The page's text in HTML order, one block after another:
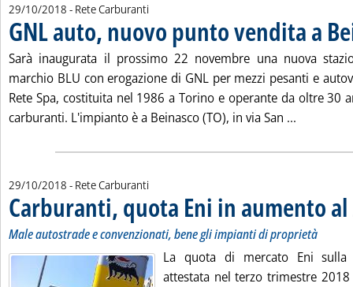
29/10/2018 - Rete Carburanti
GNL auto, nuovo punto vendita a
Sarà inaugurata il prossimo 22 novembre una nuova
marchio BLU con erogazione di GNL per mezzi pesanti e
Rete Spa, costituita nel 1986 a Torino e operante da oltre 30
carburanti. L'impianto è a Beinasco (TO), in via San ...
29/10/2018 - Rete Carburanti
Carburanti, quota Eni in aumento
Male autostrade e convenzionati, bene gli impianti di proprietà
La quota di mercato Eni
attestata nel terzo trimestre